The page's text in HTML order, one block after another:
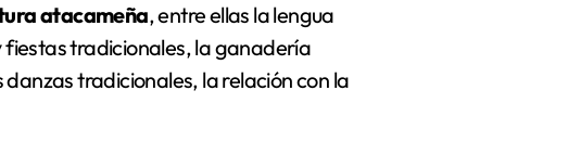
atacameña, entre ellas la lengua
fiestas tradicionales, la ganadería
tradicionales, la relación con la